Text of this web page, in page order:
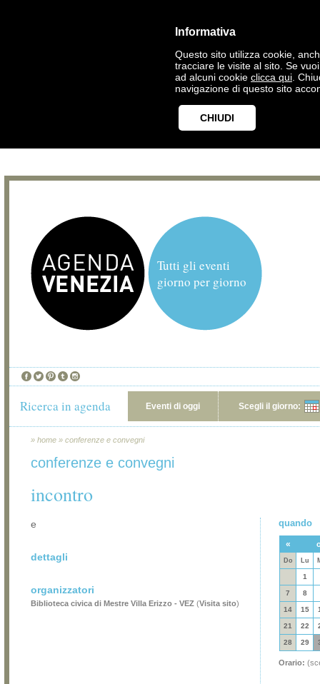
Informativa
Questo sito utilizza cookie,
tracciare le visite al sito. Se
ad alcuni cookie clicca qui .
navigazione di questo sito
CHIUDI
Tutti gli eventi
giorno per giorno
Ricerca in agenda Eventi di oggi Scegli il giorno:
» home » conferenze e convegni
conferenze e convegni
incontro
e
dettagli
organizzatori
Biblioteca civica di Mestre Villa Erizzo - VEZ (Visita sito)
quando
«
Do Lu
1
7 8
14 15
21 22
28 29
Orario: